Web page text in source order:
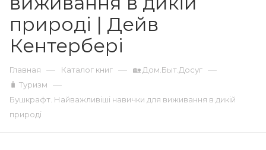
природі | Дейв
Кентербері
Главная — Каталог книг — 🏡 Дом.Быт.Досуг —
🧳 Туризм —
Бушкрафт. Найважливіші навички для виживання в дикій
природі